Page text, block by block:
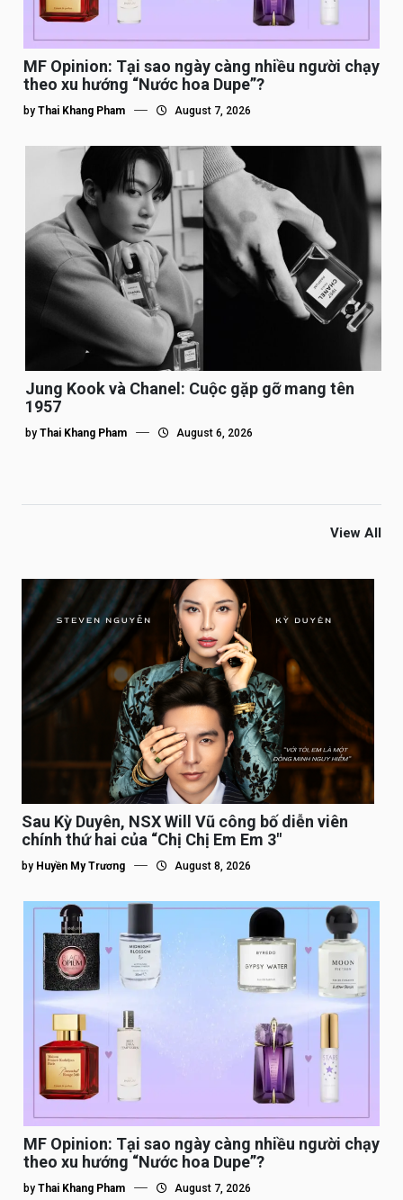
MF Opinion: Tại sao ngày càng nhiều người chạy
theo xu hướng “Nước hoa Dupe”?
by Thai Khang Pham August 7, 2026
Jung Kook và Chanel: Cuộc gặp gỡ mang tên
1957
by Thai Khang Pham August 6, 2026
View All
Sau Kỳ Duyên, NSX Will Vũ công bố diễn viên
chính thứ hai của “Chị Chị Em Em 3″
by Huyền My Trương August 8, 2026
MF Opinion: Tại sao ngày càng nhiều người chạy
theo xu hướng “Nước hoa Dupe”?
by Thai Khang Pham August 7, 2026